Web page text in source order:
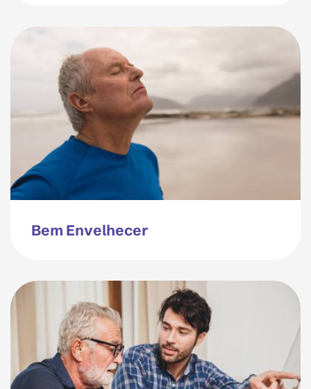
Bem Envelhecer